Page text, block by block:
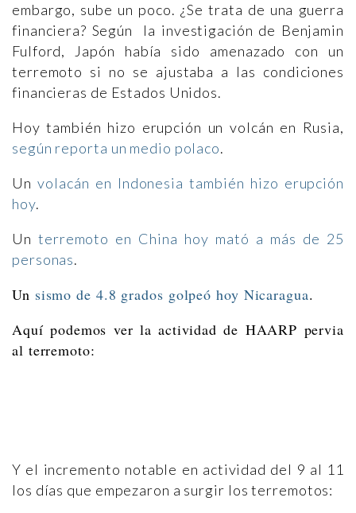
embargo, sube un poco. ¿Se trata de una guerra
financiera? Según la investigación de Benjamin
Fulford, Japón había sido amenazado con un
terremoto si no se ajustaba a las condiciones
financieras de Estados Unidos.
Hoy también hizo erupción un volcán en Rusia,
según reporta un medio polaco.
Unvolacán en Indonesia también hizo erupción
hoy.
Unterremoto en China hoy mató a más de 25
personas.
Un sismo de 4.8 grados golpeó hoy Nicaragua.
Aquí podemos ver la actividad de HAARP pervia
al terremoto:
Y el incremento notable en actividad del 9 al 11
los días que empezaron a surgir los terremotos: